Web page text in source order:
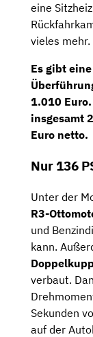
eine
vieles mehr.
Es gibt eine
1.010
insgesamt
Euro netto.
Nur 136
Unter der
R3-
und
kann.
verbaut.
Sekunden
auf der